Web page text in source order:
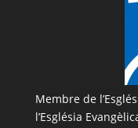
Membre de l’
l’Església